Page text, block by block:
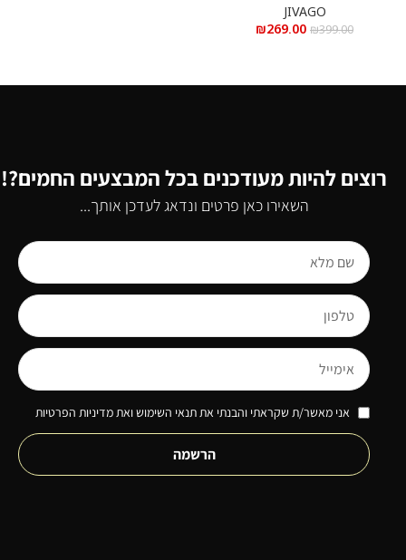
מ”ל
JIVAGO
₪399.00
₪269.00
רוצים להיות מעודכנים בכל המבצעים החמים?!
השאירו כאן פרטים ונדאג לעדכן אותך...
אני מאשר/ת שקראתי והבנתי את תנאי השימוש ואת מדיניות הפרטיות
הרשמה